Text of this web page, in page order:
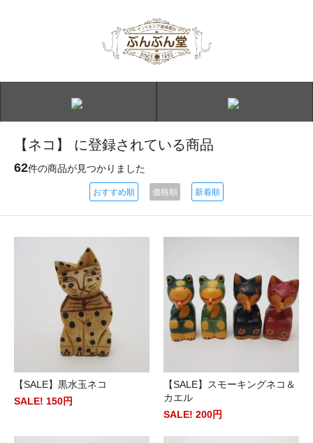
【ネコ】 に登録されている商品
62件の商品が見つかりました
おすすめ順 価格順 新着順
【SALE】黒水玉ネコ
SALE! 150円
【SALE】スモーキングネコ＆
カエル
SALE! 200円